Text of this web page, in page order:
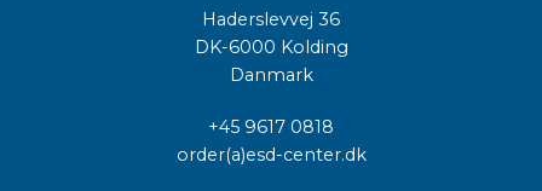
Haderslevvej 36
DK-6000 Kolding
Danmark
+45 9617 0818
order(a)esd-center.dk